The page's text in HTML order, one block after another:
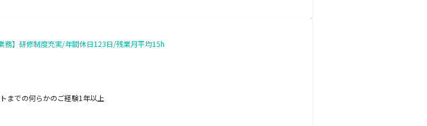
務】研修制度充実/年間休日123日/残業月平均15h
までの何らかのご経験1年以上